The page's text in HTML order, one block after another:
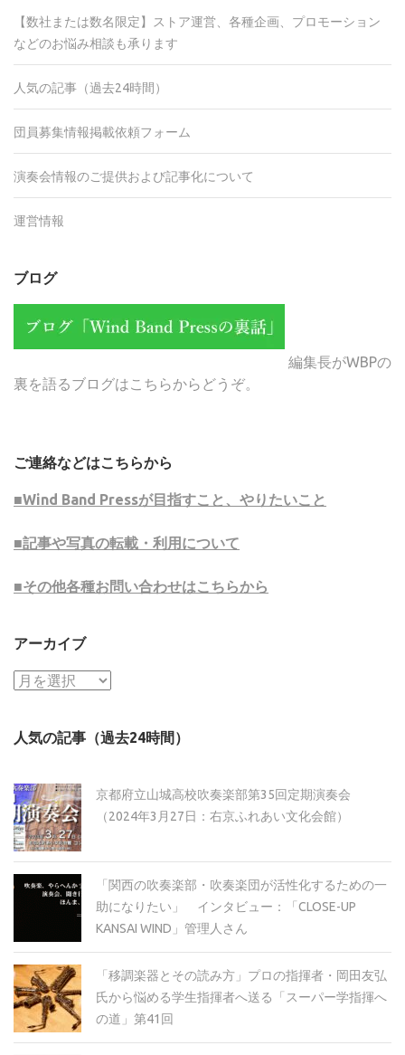
【数社または数名限定】ストア運営、各種企画、プロモーション
などのお悩み相談も承ります
人気の記事（過去24時間）
団員募集情報掲載依頼フォーム
演奏会情報のご提供および記事化について
運営情報
ブログ
編集長がWBPの
裏を語るブログはこちらからどうぞ。
ご連絡などはこちらから
■Wind Band Pressが目指すこと、やりたいこと
■記事や写真の転載・利用について
■その他各種お問い合わせはこちらから
アーカイブ
ア
イ
人気の記事（過去24時間）
京都府立山城高校吹奏楽部第35回定期演奏会
（2024年3月27日：右京ふれあい文化会館）
「関西の吹奏楽部・吹奏楽団が活性化するための一
助になりたい」 インタビュー：「CLOSE-UP
KANSAI WIND」管理人さん
「移調楽器とその読み方」プロの指揮者・岡田友弘
氏から悩める学生指揮者へ送る「スーパー学指揮へ
の道」第41回